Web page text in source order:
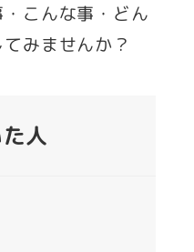
こんな事・どん
みませんか？
人